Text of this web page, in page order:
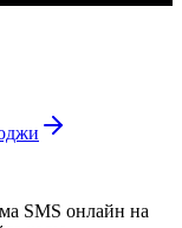
SMS онлайн на